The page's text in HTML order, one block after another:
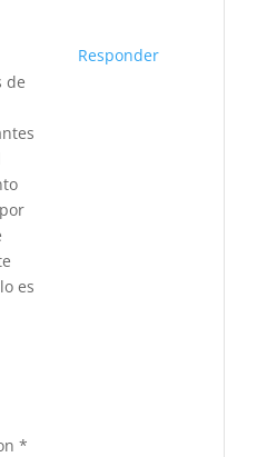
de
es
Responder
*